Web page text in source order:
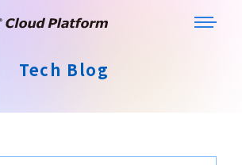
Tech Blog